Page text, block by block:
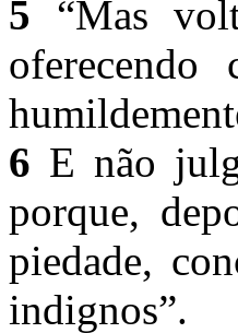
5 “Mas
6 E não
porque,
piedade,
indignos”.